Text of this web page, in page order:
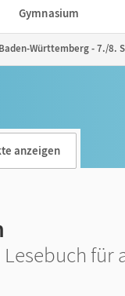
Gymnasium
Württemberg - 7./8.
anzeigen
für